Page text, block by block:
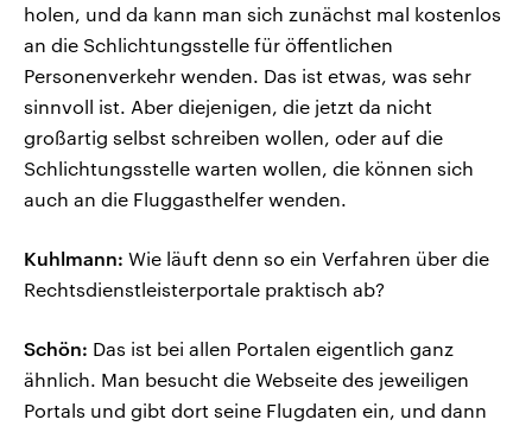
holen, und da kann man sich zunächst mal kostenlos
an die Schlichtungsstelle für öffentlichen
Personenverkehr wenden. Das ist etwas, was sehr
sinnvoll ist. Aber diejenigen, die jetzt da nicht
großartig selbst schreiben wollen, oder auf die
Schlichtungsstelle warten wollen, die können sich
auch an die Fluggasthelfer wenden.
Kuhlmann: Wie läuft denn so ein Verfahren über die
Rechtsdienstleisterportale praktisch ab?
Schön: Das ist bei allen Portalen eigentlich ganz
ähnlich. Man besucht die Webseite des jeweiligen
Portals und gibt dort seine Flugdaten ein, und dann